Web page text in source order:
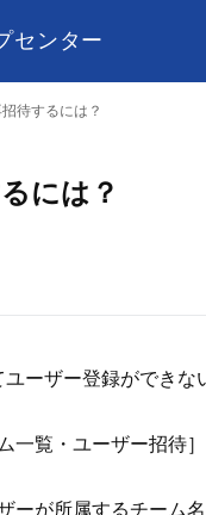
センター
待するには？
には？
ーザー登録ができな
一覧・ユーザー招待］
ーが所属するチーム名